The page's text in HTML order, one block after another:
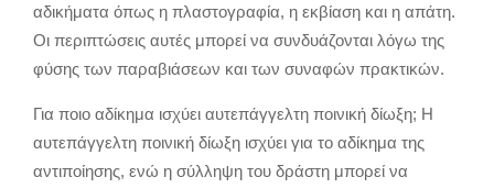
αδικήματα όπως η πλαστογραφία, η εκβίαση και η απάτη.
Οι περιπτώσεις αυτές μπορεί να συνδυάζονται λόγω της
φύσης των παραβιάσεων και των συναφών πρακτικών.
Για ποιο αδίκημα ισχύει αυτεπάγγελτη ποινική δίωξη; Η
αυτεπάγγελτη ποινική δίωξη ισχύει για το αδίκημα της
αντιποίησης, ενώ η σύλληψη του δράστη μπορεί να